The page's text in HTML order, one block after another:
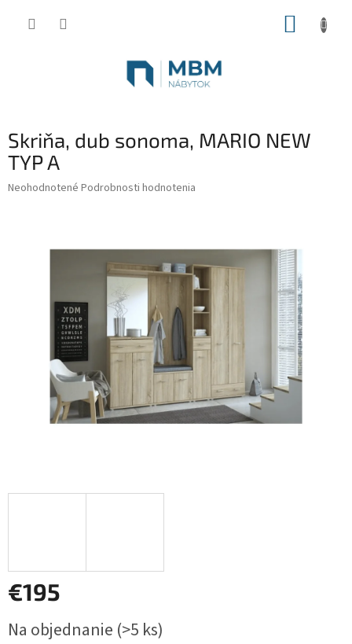
Skriňa, dub sonoma, MARIO NEW
TYP A
Priemerné
Neohodnotené Podrobnosti hodnotenia
€195
cena:
Na objednanie (>5 ks)